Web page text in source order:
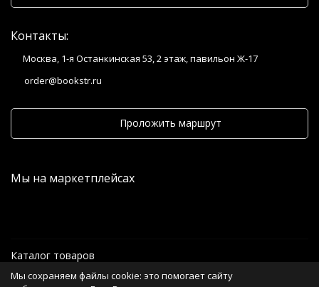
Контакты:
Москва, 1-я Останкинская 53, 2 этаж, павильон Ж-17
order@bookstr.ru
Проложить маршрут
Мы на маркетплейсах
Каталог товаров
Мы сохраняем файлы cookie: это помогает сайту